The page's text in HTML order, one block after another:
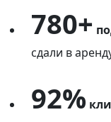
780+
сдали в
92%